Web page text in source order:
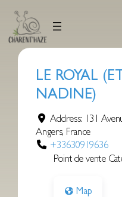
contenu
LE ROYAL
NADINE)
Address: 131
Angers, France
+33630919636
Point de vente
Map